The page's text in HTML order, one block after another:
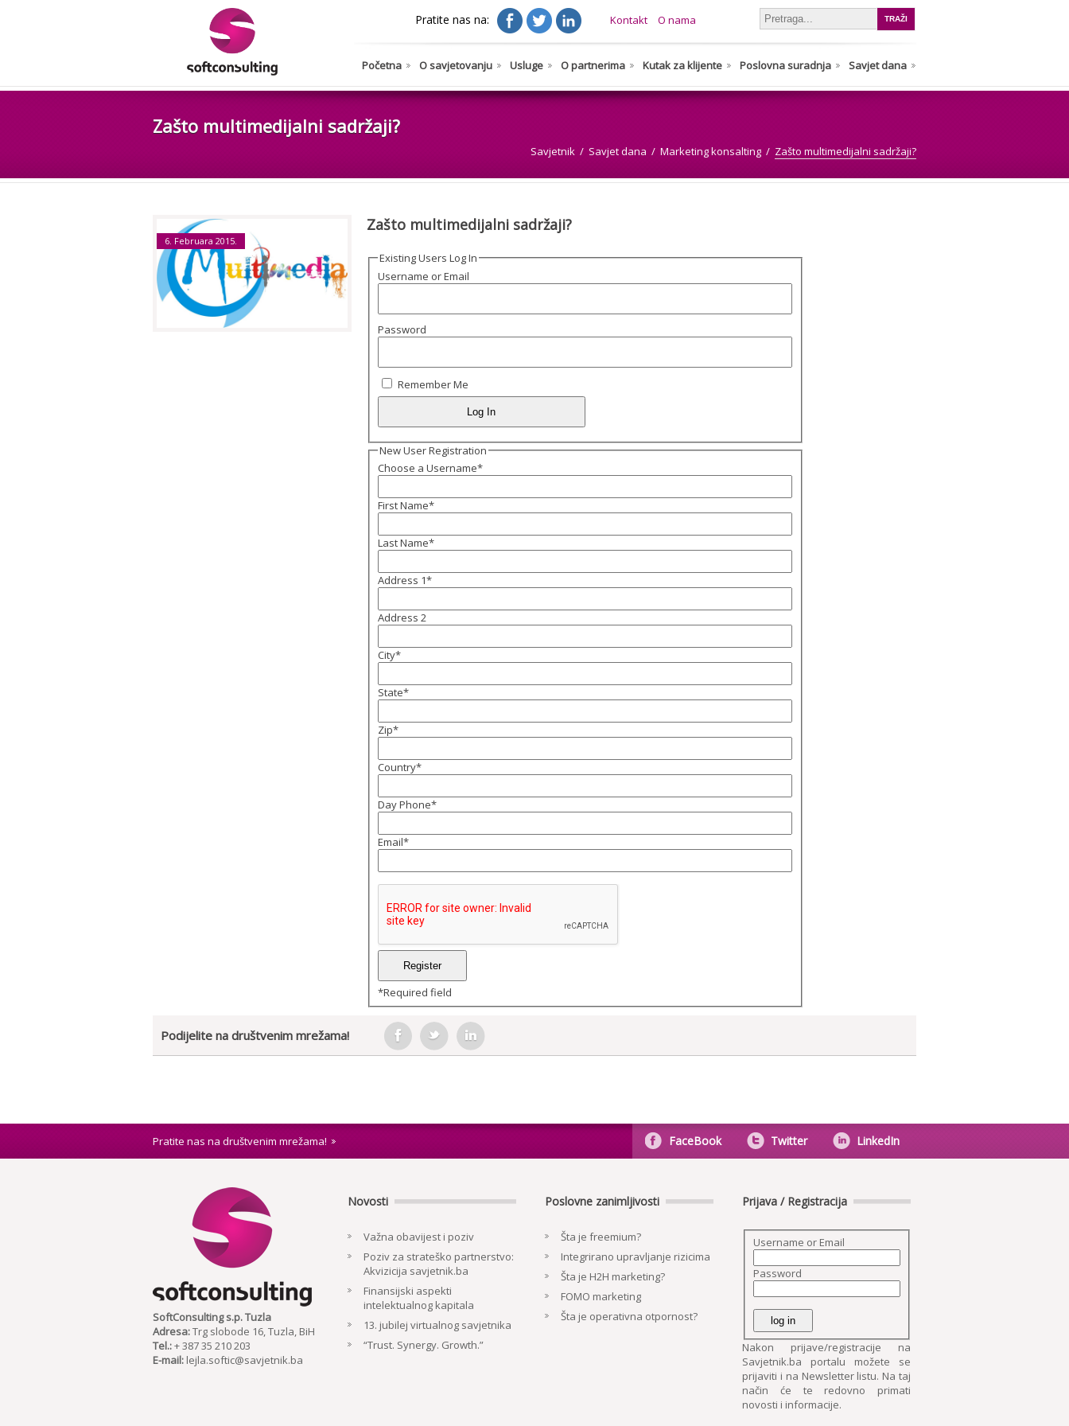
Pratite nas na: Kontakt O nama
Početna O savjetovanju Usluge O partnerima Kutak za klijente Poslovna suradnja Savjet dana
Zašto multimedijalni sadržaji?
Savjetnik Savjet dana Marketing konsalting Zašto multimedijalni sadržaji?
6. Februara 2015.
Zašto multimedijalni sadržaji?
Existing Users Log In
Username or Email
Password
Remember Me
New User Registration
Choose a Username*
First Name*
Last Name*
Address 1*
Address 2
City*
State*
Zip*
Country*
Day Phone*
Email*
*Required field
Podijelite na društvenim mrežama!
Pratite nas na društvenim mrežama! FaceBook Twitter LinkedIn
SoftConsulting s.p. Tuzla
Adresa:Trg slobode 16, Tuzla, BiH
Tel.:+ 387 35 210 203
E-mail: lejla.softic@savjetnik.ba
Novosti
Važna obavijest i poziv
Poziv za strateško partnerstvo:
Akvizicija savjetnik.ba
Finansijski aspekti
intelektualnog kapitala
13. jubilej virtualnog savjetnika
“Trust. Synergy. Growth.”
Poslovne zanimljivosti
Šta je freemium?
Integrirano upravljanje rizicima
Šta je H2H marketing?
FOMO marketing
Šta je operativna otpornost?
Prijava / Registracija
Username or Email
Password
Nakon prijave/registracije na
Savjetnik.ba portalu možete se
prijaviti i na Newsletter listu. Na taj
način će te redovno primati
novosti i informacije.